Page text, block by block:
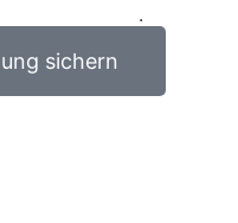
.
sichern